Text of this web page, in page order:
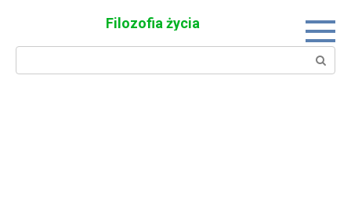
Filozofia życia
Search: